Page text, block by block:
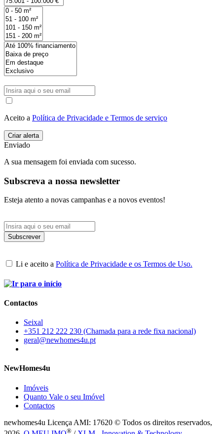
Aceito a Política de Privacidade e Termos de serviço
Enviado
A sua mensagem foi enviada com sucesso.
Subscreva a nossa newsletter
Esteja atento a novas campanhas e a novos eventos!
Li e aceito a Política de Privacidade e os Termos de Uso.
Contactos
Seixal
+351 212 222 230 (Chamada para a rede fixa nacional)
geral@newhomes4u.pt
NewHomes4u
Imóveis
Quanto Vale o seu Imóvel
Contactos
newhomes4u Licença AMI: 17620 © Todos os direitos reservados,
®